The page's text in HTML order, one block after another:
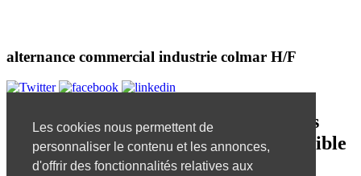
Les cookies nous permettent de
personnaliser le contenu et les annonces,
d'offrir des fonctionnalités relatives aux
alternance commercial industrie colmar H/F
Désolé, mais l'offre d'emploi que vous
essayez de visualiser n'est plus disponible